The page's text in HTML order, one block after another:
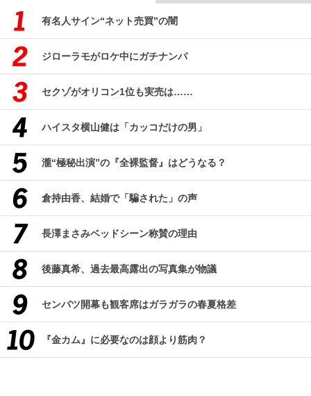
有名人サイン“ネット売買”の闇
ジローラモがロケ中にガチナンパ
セクゾがオリコン1位も実売は……
ハイスタ横山健は「カッコだけの男」
瀧“極秘出演”の『全裸監督』はどうなる？
倉持由香、結婚で「騙された」の声
長澤まさみベッドシーン称賛の理由
後藤真希、過去最高露出の写真集が物議
センバツ開幕も観客席はガラガラの春夏格差
『金カム』に必要なのは顔より筋肉？